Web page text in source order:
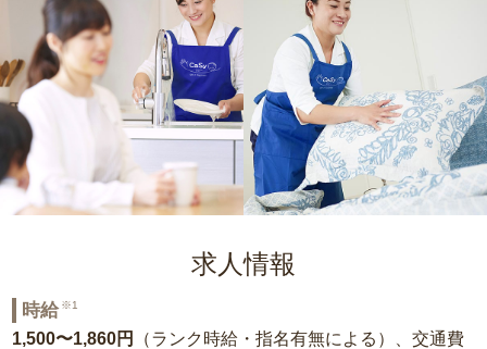
求人情報
時給 ※1
1,500〜1,860円
（ランク時給・指名有無による）、交通費